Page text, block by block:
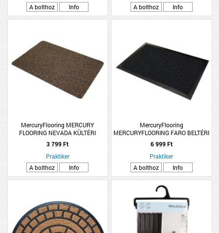
A bolthoz
Info
A bolthoz
Info
MercuryFlooring MERCURY
FLOORING NEVADA KÜLTÉRI
LÁBTÖRLŐ 40X60CM BARNA
3 799 Ft
Praktiker
A bolthoz
Info
MercuryFlooring
MERCURYFLOORING FARO BELTÉRI
SZENNYFOGÓ LÁBTÖRLŐ 60X90CM
ANTRACIT
6 999 Ft
Praktiker
A bolthoz
Info